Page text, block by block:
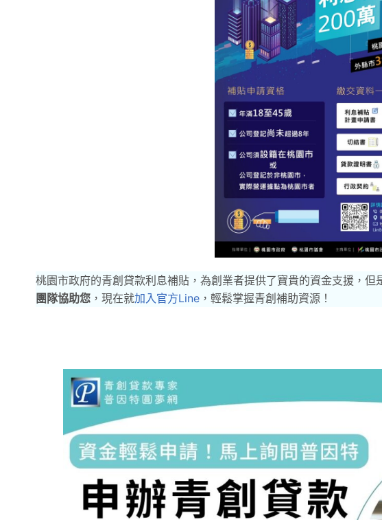
桃園市政府的青創貸款利息補貼，為創業者提供了寶貴的資金支援，但
團隊協助您 ，現在就加入官方Line ，輕鬆掌握青創補助資源！